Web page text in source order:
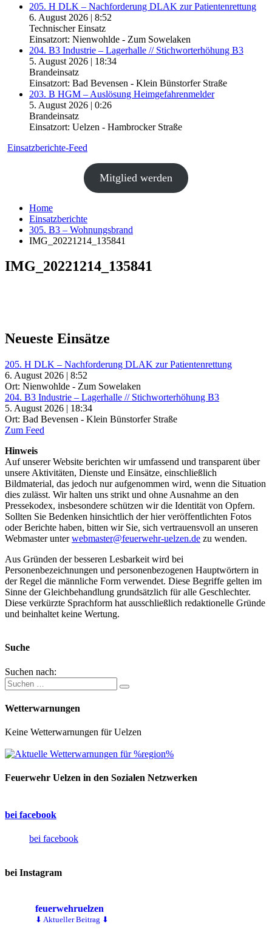
205. H DLK – Nachforderung DLAK zur Patientenrettung
6. August 2026 | 8:52
Technischer Einsatz
Einsatzort: Nienwohlde - Zum Sowelaken
204. B3 Industrie – Lagerhalle // Stichworterhöhung B3
5. August 2026 | 18:34
Brandeinsatz
Einsatzort: Bad Bevensen - Klein Bünstorfer Straße
203. B HGM – Auslösung Heimgefahrenmelder
5. August 2026 | 0:26
Brandeinsatz
Einsatzort: Uelzen - Hambrocker Straße
Einsatzberichte-Feed
Mitglied werden
Home
Einsatzberichte
305. B3 – Wohnungsbrand
IMG_20221214_135841
IMG_20221214_135841
Neueste Einsätze
205. H DLK – Nachforderung DLAK zur Patientenrettung
6. August 2026 | 8:52
Ort: Nienwohlde - Zum Sowelaken
204. B3 Industrie – Lagerhalle // Stichworterhöhung B3
5. August 2026 | 18:34
Ort: Bad Bevensen - Klein Bünstorfer Straße
Zum Feed
Hinweis
Auf unserer Website berichten wir umfassend und transparent über
unsere Aktivitäten, Dienste und Einsätze, einschließlich
Bildmaterial, das jedoch nur aufgenommen wird, wenn die Situation
dies zulässt. Wir halten uns strikt und ohne Ausnahme an den
Pressekodex, insbesondere schützen wir die Identität von Opfern.
Sollten Sie Bedenken hinsichtlich der hier veröffentlichten Fotos
oder Berichte haben, bitten wir Sie, sich vertrauensvoll an unseren
Webmaster unterwebmaster@feuerwehr-uelzen.de zu wenden.
Aus Gründen der besseren Lesbarkeit wird bei
Personenbezeichnungen und personenbezogenen Hauptwörtern in
der Regel die männliche Form verwendet. Diese Begriffe gelten im
Sinne der Gleichbehandlung grundsätzlich für alle Geschlechter.
Diese verkürzte Sprachform hat ausschließlich redaktionelle Gründe
und beinhaltet keine Wertung.
Suche
Suchen nach:
Wetterwarnungen
Keine Wetterwarnungen für Uelzen
Feuerwehr Uelzen in den Sozialen Netzwerken
bei facebook
bei facebook
bei Instagram
feuerwehruelzen
⬇ Aktueller Beitrag ⬇